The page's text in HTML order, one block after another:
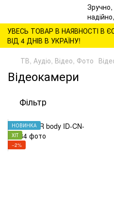
УВЕСЬ ТОВАР В НАЯВНОСТІ В
ВІД 4 ДНІВ В УКРАЇНУ!
ТВ, Аудіо, Відео, Фото
Відеокамери
Фільтр
НОВИНКА
ХІТ
−2%